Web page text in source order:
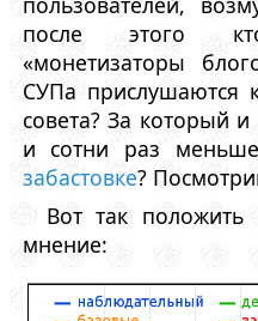
после этого
«монетизаторы
СУПа прислушаются
совета? За который и
и сотни раз
забастовке?
Вот так
мнение: